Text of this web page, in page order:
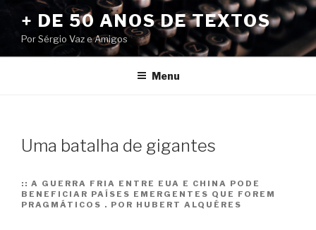
conteúdo
+ DE 50 ANOS DE TEXTOS
Por Sérgio Vaz e Amigos
Menu
Uma batalha de gigantes
:: A GUERRA FRIA ENTRE EUA E CHINA PODE
BENEFICIAR PAÍSES EMERGENTES QUE FOREM
PRAGMÁTICOS . POR HUBERT ALQUÉRES